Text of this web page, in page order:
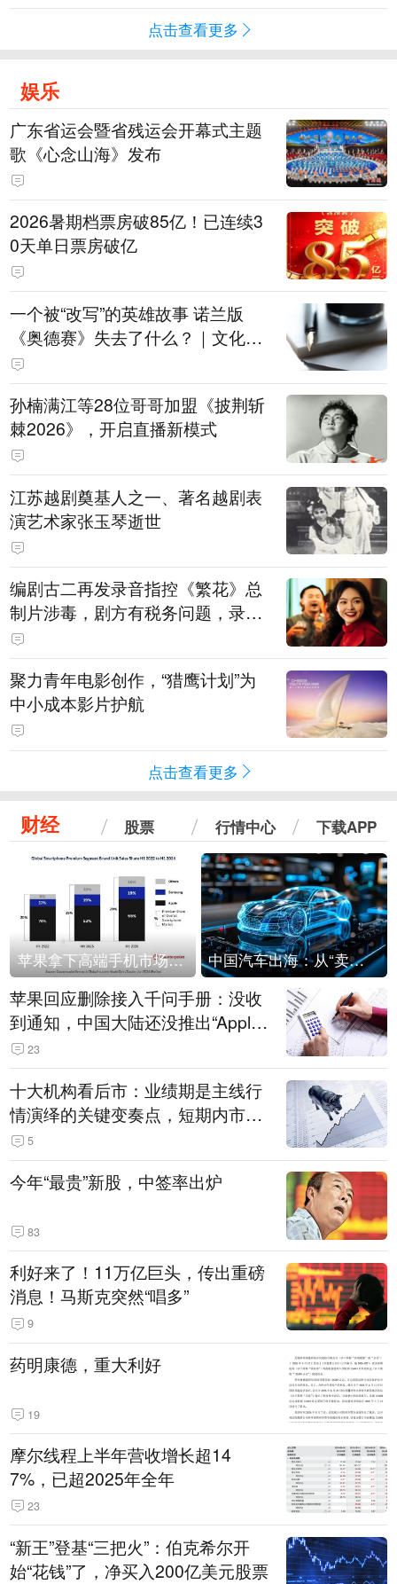
点击查看更多
娱乐
广东省运会暨省残运会开幕式主题
歌《心念山海》发布
2026暑期档票房破85亿！已连续3
0天单日票房破亿
一个被“改写”的英雄故事 诺兰版
《奥德赛》失去了什么？｜文化观
察
孙楠满江等28位哥哥加盟《披荆斩
棘2026》，开启直播新模式
江苏越剧奠基人之一、著名越剧表
演艺术家张玉琴逝世
编剧古二再发录音指控《繁花》总
制片涉毒，剧方有税务问题，录音
中王家卫称“一点够了，要不然又要
出事”
聚力青年电影创作，“猎鹰计划”为
中小成本影片护航
点击查看更多
财经 股票 行情中心 下载APP
苹果拿下高端手机市场65%的份额：iPhone 17系列功不可没 中国汽车出海：从“卖出去”到“走进去”
苹果回应删除接入千问手册：没收
到通知，中国大陆还没推出“Apple
智能使用千问”功能
23
十大机构看后市：业绩期是主线行
情演绎的关键变奏点，短期内市场
或继续反弹，关注三条业绩主线
5
今年“最贵”新股，中签率出炉
83
利好来了！11万亿巨头，传出重磅
消息！马斯克突然“唱多”
9
药明康德，重大利好
19
摩尔线程上半年营收增长超14
7%，已超2025年全年
23
“新王”登基“三把火”：伯克希尔开
始“花钱”了，净买入200亿美元股票